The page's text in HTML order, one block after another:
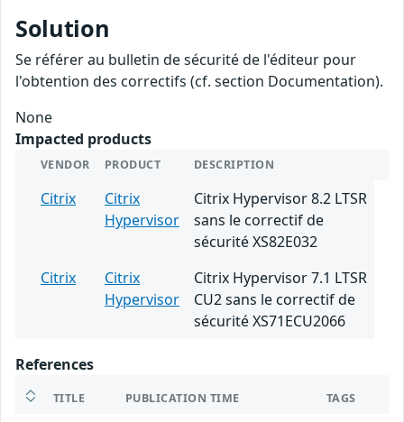
Solution
Se référer au bulletin de sécurité de l'éditeur pour
l'obtention des correctifs (cf. section Documentation).
None
Impacted products
VENDOR PRODUCT DESCRIPTION
Citrix
Citrix
Hypervisor
Citrix Hypervisor 8.2 LTSR
sans le correctif de
sécurité XS82E032
Citrix
Citrix
Hypervisor
Citrix Hypervisor 7.1 LTSR
CU2 sans le correctif de
sécurité XS71ECU2066
References
TITLE PUBLICATION TIME TAGS